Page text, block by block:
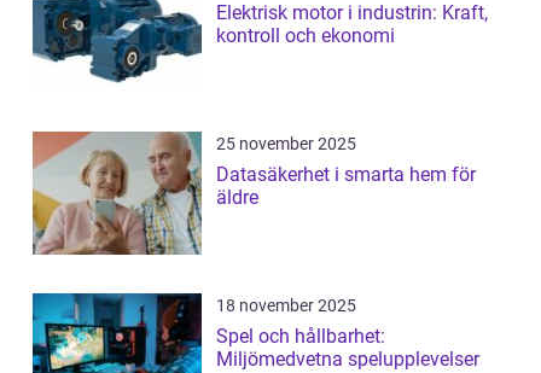
Elektrisk motor i industrin: Kraft,
kontroll och ekonomi
25 november 2025
Datasäkerhet i smarta hem för
äldre
18 november 2025
Spel och hållbarhet:
Miljömedvetna spelupplevelser